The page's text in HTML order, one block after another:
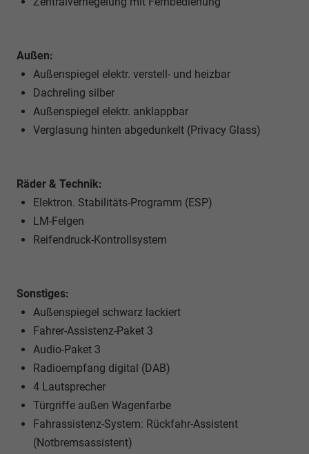
Außen:
Außenspiegel elektr. verstell- und heizbar
Dachreling silber
Außenspiegel elektr. anklappbar
Verglasung hinten abgedunkelt (Privacy Glass)
Räder & Technik:
Elektron. Stabilitäts-Programm (ESP)
LM-Felgen
Reifendruck-Kontrollsystem
Sonstiges:
Außenspiegel schwarz lackiert
Fahrer-Assistenz-Paket 3
Audio-Paket 3
Radioempfang digital (DAB)
4 Lautsprecher
Türgriffe außen Wagenfarbe
Fahrassistenz-System: Rückfahr-Assistent
(Notbremsassistent)